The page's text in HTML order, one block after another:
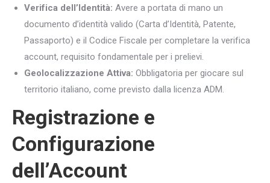
Verifica dell’Identità: Avere a portata di mano un
documento d’identità valido (Carta d’Identità, Patente,
Passaporto) e il Codice Fiscale per completare la verifica
account, requisito fondamentale per i prelievi.
Geolocalizzazione Attiva: Obbligatoria per giocare sul
territorio italiano, come previsto dalla licenza ADM.
Registrazione e
Configurazione
dell’Account